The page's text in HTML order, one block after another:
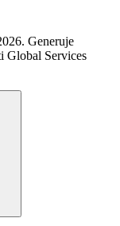
Generuje
Global Services